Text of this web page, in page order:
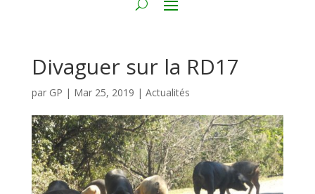
Divaguer sur la RD17
par GP | Mar 25, 2019 | Actualités